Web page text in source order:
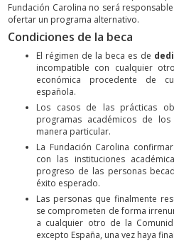
Fundación Carolina no será
ofertar un programa alternativo.
Condiciones de la beca
El régimen de la beca es de
incompatible con cualquier
económica procedente de
española.
Los casos de las prácticas
programas académicos de
manera particular.
La Fundación Carolina
con las instituciones
progreso de las personas
éxito esperado.
Las personas que finalmente
se comprometen de forma
a cualquier otro de la
excepto España, una vez haya